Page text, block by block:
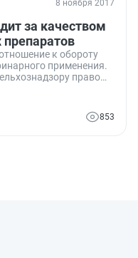
8 ноября 2017
за качеством
к обороту
применения.
право
и
препаратов.
853